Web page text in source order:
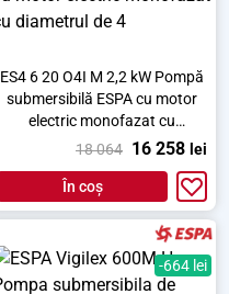
ES4 6 20 O4I M 2,2 kW Pompă
submersibilă ESPA cu motor
electric monofazat cu
diametrul de 4
18 064 16 258 lei
În coș
-664 lei